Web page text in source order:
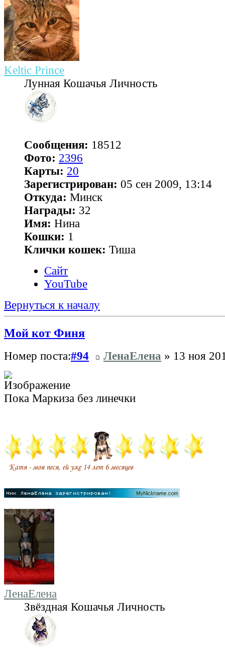
Keltic Prince
Лунная Кошачья Личность
Сообщения: 18512
Фото: 2396
Карты: 20
Зарегистрирован: 05 сен 2009, 13:14
Откуда: Минск
Награды: 32
Имя: Нина
Кошки: 1
Клички кошек: Тиша
Сайт
YouTube
Вернуться к началу
Мой кот Финя
Номер поста:#94 ЛенаЕлена » 13 ноя
Пока Маркиза без линечки
ЛенаЕлена
Звёздная Кошачья Личность